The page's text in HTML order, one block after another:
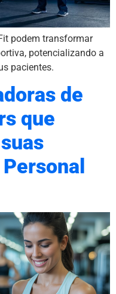
podem transformar
potencializando a
pacientes.
de
que